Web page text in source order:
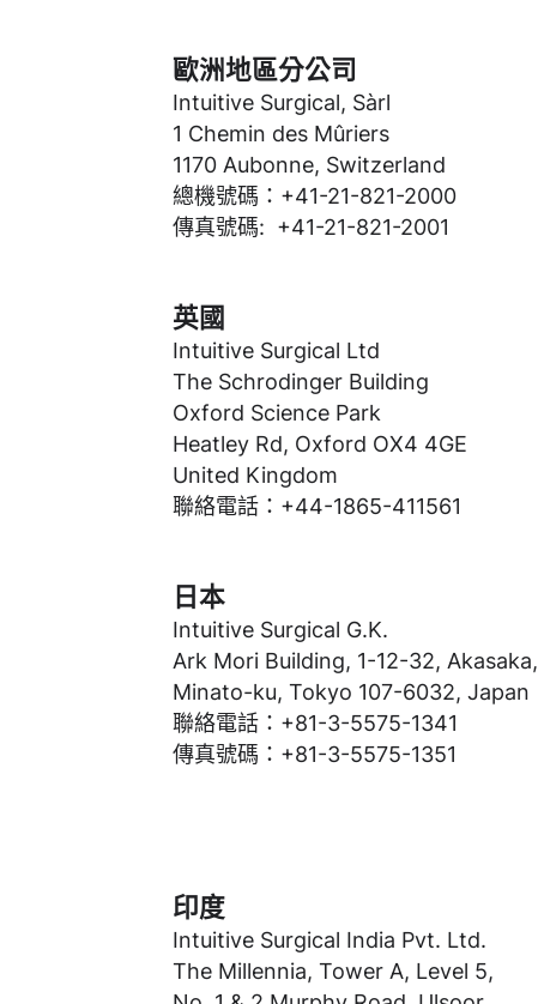
歐洲地區分公司
Intuitive Surgical, Sàrl
1 Chemin des Mûriers
1170 Aubonne, Switzerland
總機號碼：+41-21-821-2000
傳真號碼: +41-21-821-2001
英國
Intuitive Surgical Ltd
The Schrodinger Building
Oxford Science Park
Heatley Rd, Oxford OX4 4GE
United Kingdom
聯絡電話：+44-1865-411561
日本
Intuitive Surgical G.K.
Ark Mori Building, 1-12-32, Akasaka,
Minato-ku, Tokyo 107-6032, Japan
聯絡電話：+81-3-5575-1341
傳真號碼：+81-3-5575-1351
印度
Intuitive Surgical India Pvt. Ltd.
The Millennia, Tower A, Level 5,